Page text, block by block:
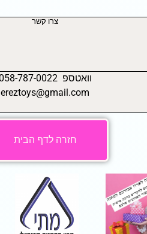
צרו קשר
וואטספ 058-787-0022
ereztoys@gmail.com
חזרה לדף הבית